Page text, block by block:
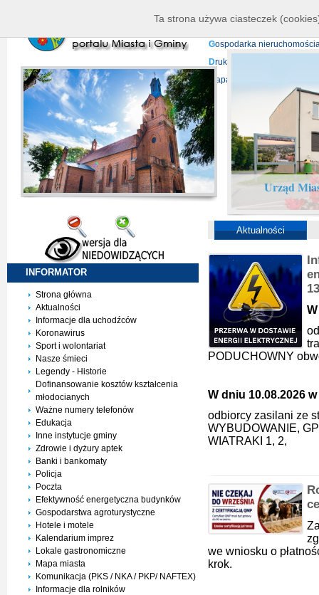
P
rojekty europejskie
Gospodarka
Druki do pobrania
Mapa serwisu
Urząd
INFORMATOR
Strona główna
Aktualności
Informacje dla uchodźców
Koronawirus
Sport i wolontariat
Nasze śmieci
Legendy - Historie
Dofinansowanie kosztów kształcenia
młodocianych
Ważne numery telefonów
Edukacja
Inne instytucje gminy
Zdrowie i dyżury aptek
Banki i bankomaty
Policja
Poczta
Efektywność energetyczna budynków
Gospodarstwa agroturystyczne
Hotele i motele
Kalendarium imprez
Lokale gastronomiczne
Mapa miasta
Komunikacja (PKS / NKA / PKP/ NAFTEX)
Informacje dla rolników
Aktualności
PODUCHOWNY
W dniu 10.08.2026
odbiorcy zasilani ze
WYBUDOWANIE,
WIATRAKI 1, 2,
we wniosku o
krok.
Ta strona używa ciasteczek